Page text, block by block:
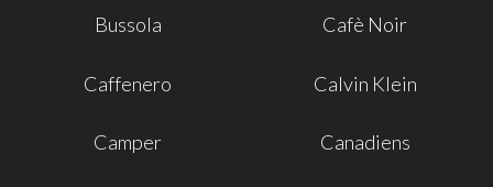
Bussola Cafè Noir
Caffenero Calvin Klein
Camper Canadiens